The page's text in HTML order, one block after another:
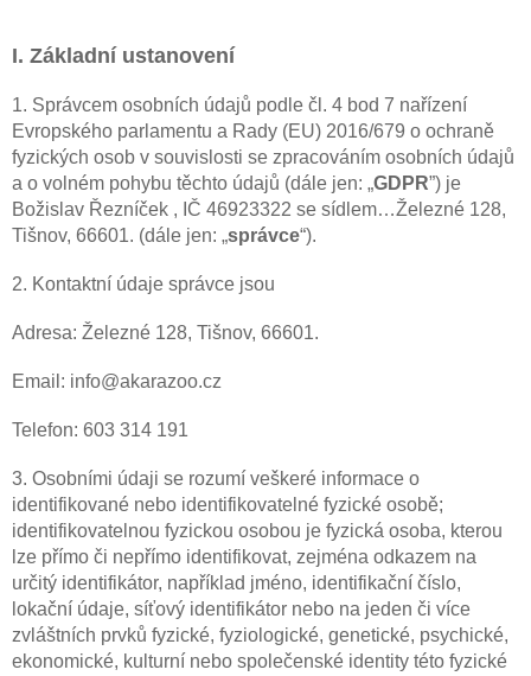
I. Základní ustanovení
1. Správcem osobních údajů podle čl. 4 bod 7 nařízení
Evropského parlamentu a Rady (EU) 2016/679 o ochraně
fyzických osob v souvislosti se zpracováním osobních údajů
a o volném pohybu těchto údajů (dále jen: „GDPR”) je
Božislav Řezníček , IČ 46923322 se sídlem…Železné 128,
Tišnov, 66601. (dále jen: „správce“).
2. Kontaktní údaje správce jsou
Adresa: Železné 128, Tišnov, 66601.
Email: info@akarazoo.cz
Telefon: 603 314 191
3. Osobními údaji se rozumí veškeré informace o
identifikované nebo identifikovatelné fyzické osobě;
identifikovatelnou fyzickou osobou je fyzická osoba, kterou
lze přímo či nepřímo identifikovat, zejména odkazem na
určitý identifikátor, například jméno, identifikační číslo,
lokační údaje, síťový identifikátor nebo na jeden či více
zvláštních prvků fyzické, fyziologické, genetické, psychické,
ekonomické, kulturní nebo společenské identity této fyzické